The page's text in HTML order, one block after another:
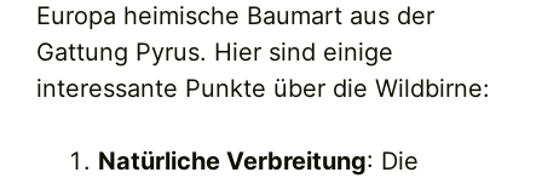
Europa heimische Baumart aus der
Gattung Pyrus. Hier sind einige
interessante Punkte über die Wildbirne:
Natürliche Verbreitung: Die